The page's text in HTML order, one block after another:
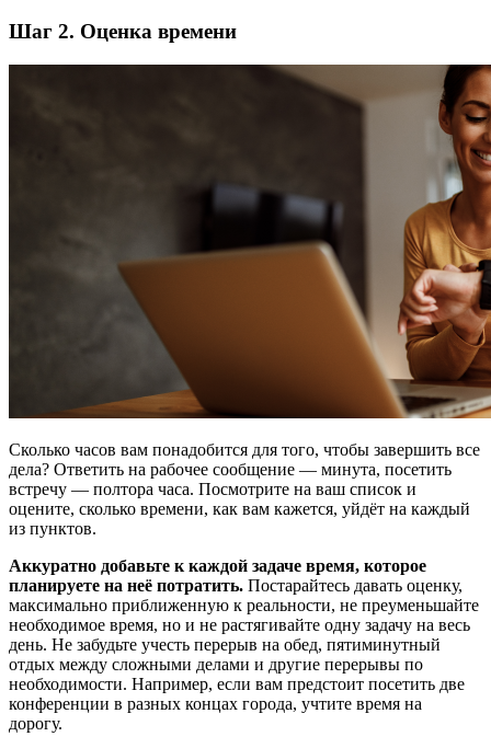
Шаг 2. Оценка времени
Сколько часов вам понадобится для того, чтобы завершить все
дела? Ответить на рабочее сообщение — минута, посетить
встречу — полтора часа. Посмотрите на ваш список и
оцените, сколько времени, как вам кажется, уйдёт на каждый
из пунктов.
Аккуратно добавьте к каждой задаче время, которое
планируете на неё потратить. Постарайтесь давать оценку,
максимально приближенную к реальности, не преуменьшайте
необходимое время, но и не растягивайте одну задачу на весь
день. Не забудьте учесть перерыв на обед, пятиминутный
отдых между сложными делами и другие перерывы по
необходимости. Например, если вам предстоит посетить две
конференции в разных концах города, учтите время на
дорогу.